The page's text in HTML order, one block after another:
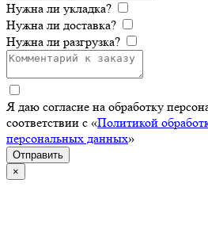
Нужна ли укладка?
Нужна ли доставка?
Нужна ли разгрузка?
Я даю согласие на обработку
соответствии с «Политикой
персональных данных»
Отправить
×